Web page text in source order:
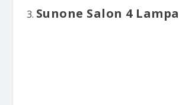
Sunone Salon 4